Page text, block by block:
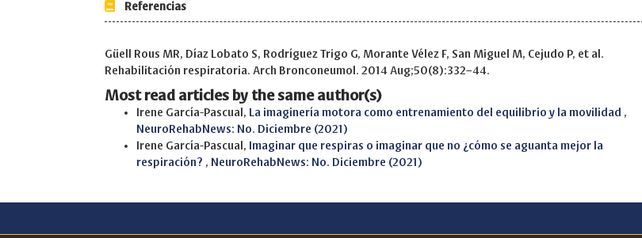
Referencias
Güell Rous MR, Díaz Lobato S, Rodríguez Trigo G, Morante Vélez F, San Miguel M, Cejudo P, et al.
Rehabilitación respiratoria. Arch Bronconeumol. 2014 Aug;50(8):332–44.
Most read articles by the same author(s)
Irene García-Pascual, La imaginería motora como entrenamiento del equilibrio y la movilidad ,
NeuroRehabNews: No. Diciembre (2021)
Irene García-Pascual, Imaginar que respiras o imaginar que no ¿cómo se aguanta mejor la
respiración? , NeuroRehabNews: No. Diciembre (2021)